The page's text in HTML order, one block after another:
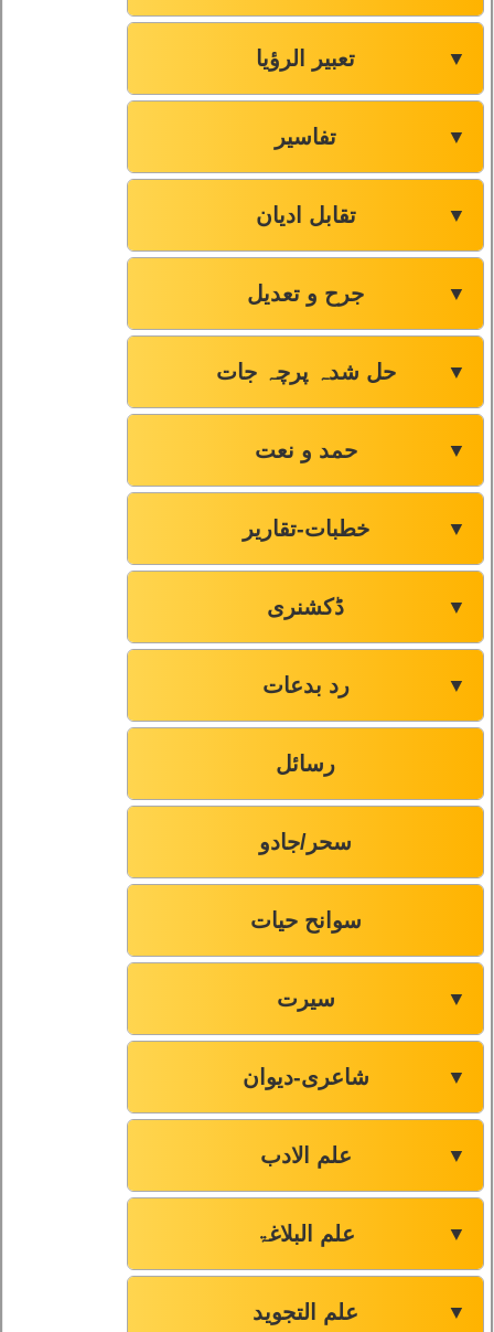
تعبیر الرؤیا ▼
تفاسیر ▼
تقابل ادیان ▼
جرح و تعدیل ▼
حل شدہ پرچہ جات ▼
حمد و نعت ▼
خطبات-تقاریر ▼
ڈکشنری ▼
رد بدعات ▼
رسائل
سحر/جادو
سوانح حیات
سیرت ▼
شاعری-دیوان ▼
علم الادب ▼
علم البلاغۃ ▼
علم التجوید ▼